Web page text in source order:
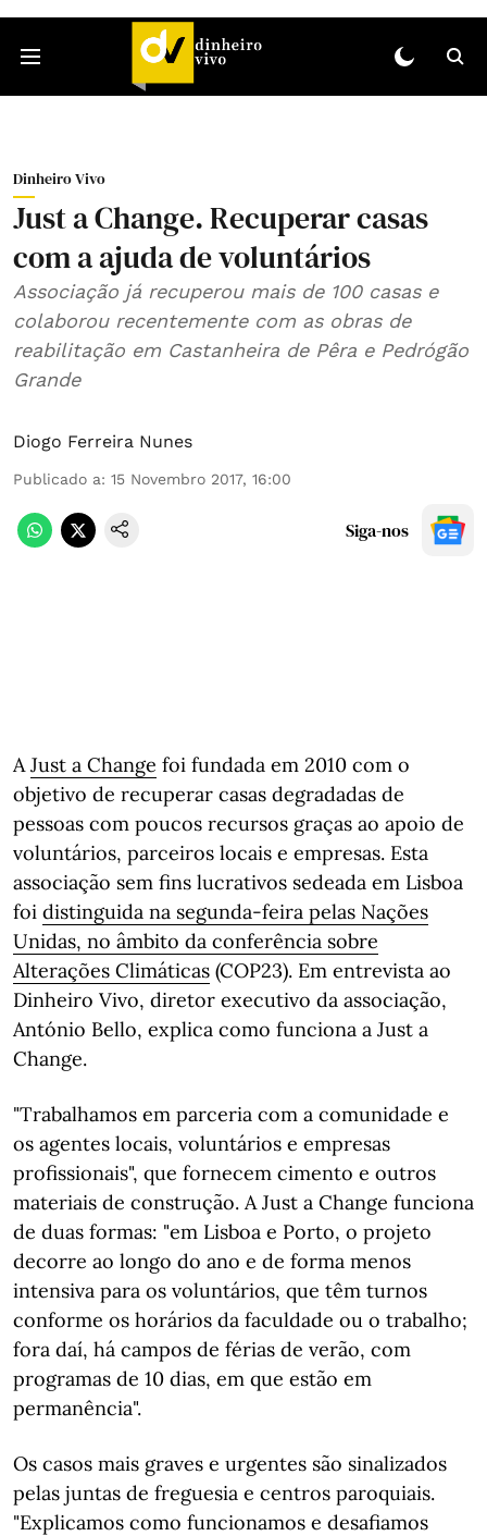
Dinheiro Vivo
Just a Change. Recuperar casas
com a ajuda de voluntários
Associação já recuperou mais de 100 casas e
colaborou recentemente com as obras de
reabilitação em Castanheira de Pêra e Pedrógão
Grande
Diogo Ferreira Nunes
Publicado a: 15 Novembro 2017, 16:00
Siga-nos
AJust a Change foi fundada em 2010 com o
objetivo de recuperar casas degradadas de
pessoas com poucos recursos graças ao apoio de
voluntários, parceiros locais e empresas. Esta
associação sem fins lucrativos sedeada em Lisboa
foi distinguida na segunda-feira pelas Nações
Unidas, no âmbito da conferência sobre
Alterações Climáticas (COP23). Em entrevista ao
Dinheiro Vivo, diretor executivo da associação,
António Bello, explica como funciona a Just a
Change.
"Trabalhamos em parceria com a comunidade e
os agentes locais, voluntários e empresas
profissionais", que fornecem cimento e outros
materiais de construção. A Just a Change funciona
de duas formas: "em Lisboa e Porto, o projeto
decorre ao longo do ano e de forma menos
intensiva para os voluntários, que têm turnos
conforme os horários da faculdade ou o trabalho;
fora daí, há campos de férias de verão, com
programas de 10 dias, em que estão em
permanência".
Os casos mais graves e urgentes são sinalizados
pelas juntas de freguesia e centros paroquiais.
"Explicamos como funcionamos e desafiamos